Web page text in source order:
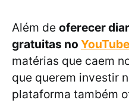
Além de oferecer
gratuitas no YouTube
matérias que caem
que querem investir
plataforma também